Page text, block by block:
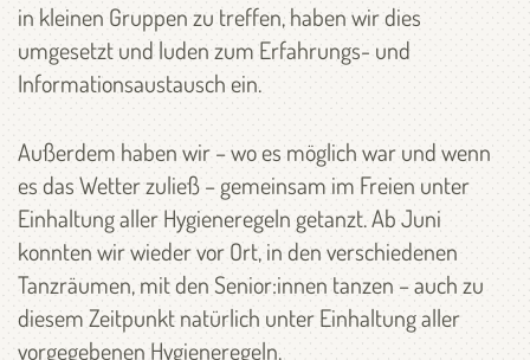
in kleinen Gruppen zu treffen, haben wir dies
umgesetzt und luden zum Erfahrungs- und
Informationsaustausch ein.
Außerdem haben wir – wo es möglich war und wenn
es das Wetter zuließ – gemeinsam im Freien unter
Einhaltung aller Hygieneregeln getanzt. Ab Juni
konnten wir wieder vor Ort, in den verschiedenen
Tanzräumen, mit den Senior:innen tanzen – auch zu
diesem Zeitpunkt natürlich unter Einhaltung aller
vorgegebenen Hygieneregeln.